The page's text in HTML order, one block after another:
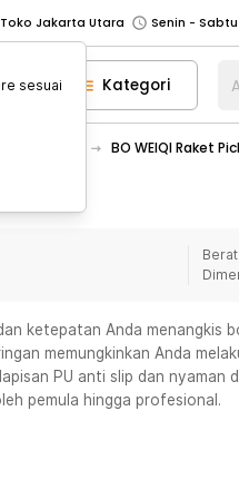
Toko Jakarta Utara
Toko Tangerang
Toko Cikupa
Pick n Go Jakarta Barat
Senin -
Pick n Go Bekasi
Senin - Jumat
Senin - Jumat
Senin -
Senin -
Toko Tangerang
Toko Cikupa
Pick n Go Jakarta Barat
Senin -
Senin - Jumat
Kategori
BO WEIQI Raket
ketepatan Anda menangkis
memungkinkan Anda
PU anti slip dan nyaman
pemula hingga profesional.
sesuai